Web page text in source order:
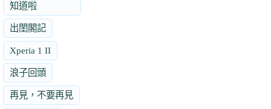
知道啦
出閨閣記
Xperia 1 II
浪子回頭
再見，不要再見